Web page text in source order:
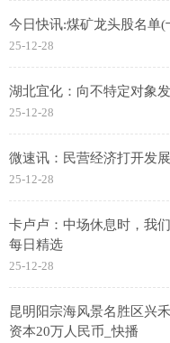
今日快讯:煤矿龙头股名单(
25-12-28
湖北宜化：向不特定对象
25-12-28
微速讯：民营经济打开发
25-12-28
卡卢卢：中场休息时，我
每日精选
25-12-28
昆明阳宗海风景名胜区兴
资本20万人民币_快播